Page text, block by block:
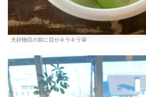
大好物目の前に目がキラキラ🤩